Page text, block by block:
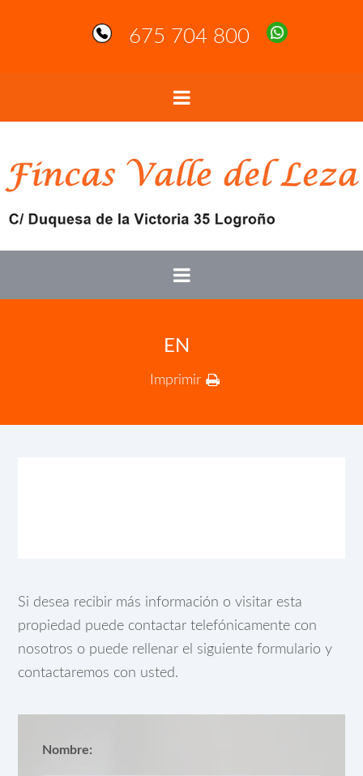
675 704 800
EN
Imprimir
Si desea recibir más información o visitar esta
propiedad puede contactar telefónicamente con
nosotros o puede rellenar el siguiente formulario y
contactaremos con usted.
Nombre: